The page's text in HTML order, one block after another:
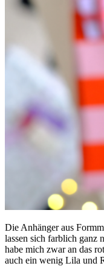
Die Anhänger aus
lassen sich farblich ganz
habe mich zwar an das
auch ein wenig Lila und